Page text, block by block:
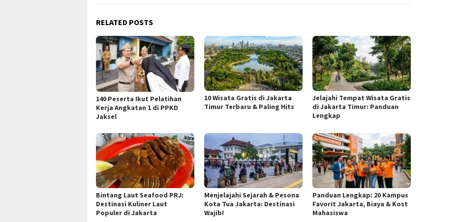
RELATED POSTS
140 Peserta Ikut Pelatihan
Kerja Angkatan 1 di PPKD
Jaksel
10 Wisata Gratis di Jakarta
Timur Terbaru & Paling Hits
Jelajahi Tempat Wisata Gratis
di Jakarta Timur: Panduan
Lengkap
Bintang Laut Seafood PRJ:
Destinasi Kuliner Laut
Populer di Jakarta
Menjelajahi Sejarah & Pesona
Kota Tua Jakarta: Destinasi
Wajib!
Panduan Lengkap: 20 Kampus
Favorit Jakarta, Biaya & Kost
Mahasiswa